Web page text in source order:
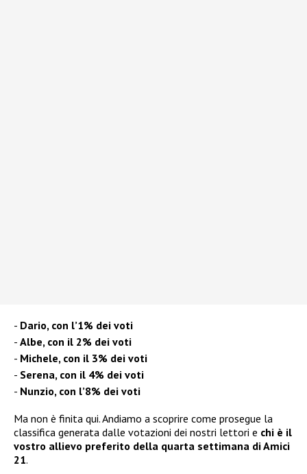
Dario, con l’1% dei voti
Albe, con il 2% dei voti
Michele, con il 3% dei voti
Serena, con il 4% dei voti
Nunzio, con l’8% dei voti
Ma non è finita qui. Andiamo a scoprire come prosegue la
classifica generata dalle votazioni dei nostri lettori e chi è il
vostro allievo preferito della quarta settimana di Amici
21.